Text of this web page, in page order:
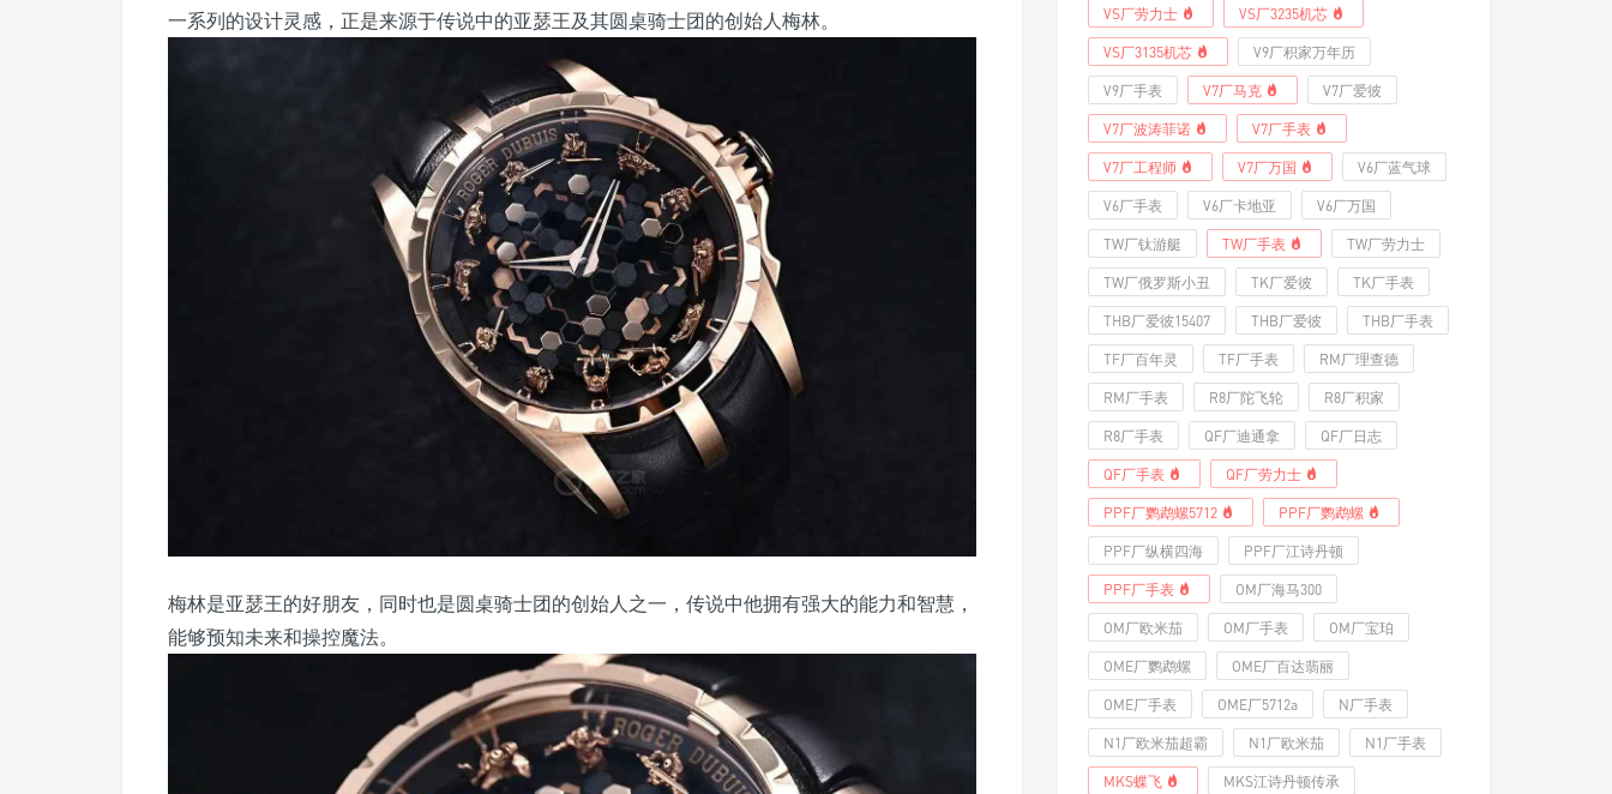
一系列的设计灵感，正是来源于传说中的亚瑟王及其圆桌骑士团的创始人梅林。
梅林是亚瑟王的好朋友，同时也是圆桌骑士团的创始人之一，传说中他拥有强大的能力和智慧，
能够预知未来和操控魔法。
VS厂劳力士 VS厂3235机芯
VS厂3135机芯 V9厂积家万年历
V9厂手表 V7厂马克 V7厂爱彼
V7厂波涛菲诺 V7厂手表
V7厂工程师 V7厂万国 V6厂蓝气球
V6厂手表 V6厂卡地亚 V6厂万国
TW厂钛游艇 TW厂手表 TW厂劳力士
TW厂俄罗斯小丑 TK厂爱彼 TK厂手表
THB厂爱彼15407 THB厂爱彼 THB厂手表
TF厂百年灵 TF厂手表 RM厂理查德
RM厂手表 R8厂陀飞轮 R8厂积家
R8厂手表 QF厂迪通拿 QF厂日志
QF厂手表 QF厂劳力士
PPF厂鹦鹉螺5712 PPF厂鹦鹉螺
PPF厂纵横四海 PPF厂江诗丹顿
PPF厂手表 OM厂海马300
OM厂欧米茄 OM厂手表 OM厂宝珀
OME厂鹦鹉螺 OME厂百达翡丽
OME厂手表 OME厂5712a N厂手表
N1厂欧米茄超霸 N1厂欧米茄 N1厂手表
MKS蝶飞 MKS江诗丹顿传承